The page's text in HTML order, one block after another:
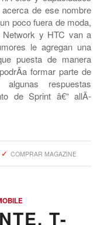
en Sprint con un poco
por el telÃ©fono que
con Pocketnow,
HTC Evo One, que se
de 4.7 pulgadas, un
y capacidades
de ese nombre
poco fuera de moda,
y HTC van a
puesta de manera
formar parte de
respuestas